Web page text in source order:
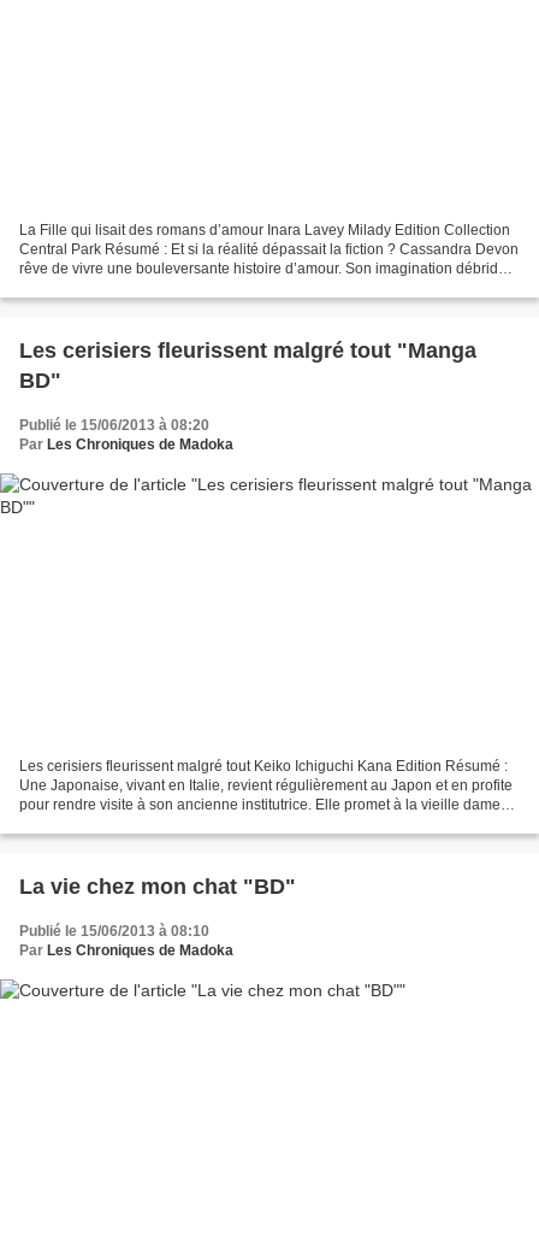
La Fille qui lisait des romans d’amour Inara Lavey Milady Edition Collection
Central Park Résumé : Et si la réalité dépassait la fiction ? Cassandra Devon
rêve de vivre une bouleversante histoire d’amour. Son imagination débridée
Les cerisiers fleurissent malgré tout "Manga
BD"
Publié le 15/06/2013 à 08:20
Par Les Chroniques de Madoka
Les cerisiers fleurissent malgré tout Keiko Ichiguchi Kana Edition Résumé :
Une Japonaise, vivant en Italie, revient régulièrement au Japon et en profite
pour rendre visite à son ancienne institutrice. Elle promet à la vieille dame
La vie chez mon chat "BD"
Publié le 15/06/2013 à 08:10
Par Les Chroniques de Madoka